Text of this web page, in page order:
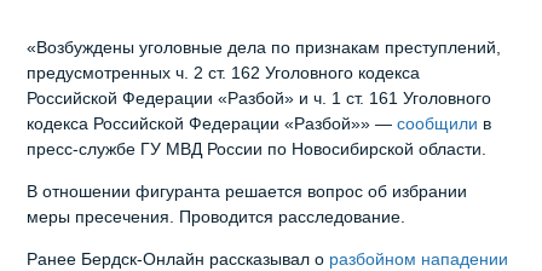
«Возбуждены уголовные дела по признакам преступлений,
предусмотренных ч. 2 ст. 162 Уголовного кодекса
Российской Федерации «Разбой» и ч. 1 ст. 161 Уголовного
кодекса Российской Федерации «Разбой»» —сообщили в
пресс-службе ГУ МВД России по Новосибирской области.
В отношении фигуранта решается вопрос об избрании
меры пресечения. Проводится расследование.
Ранее Бердск-Онлайн рассказывал о разбойном нападении